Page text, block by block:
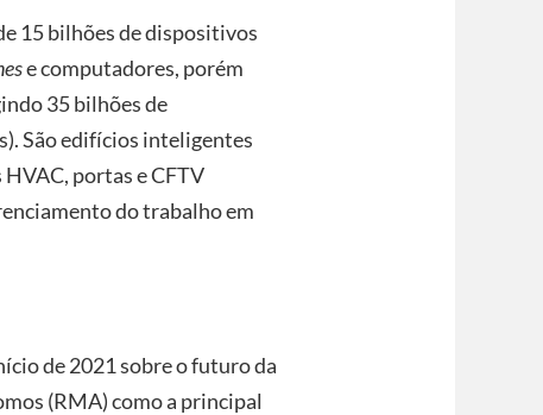
15 bilhões de dispositivos
e computadores, porém
35 bilhões de
São edifícios inteligentes
portas e CFTV
do trabalho em
de 2021 sobre o futuro da
(RMA) como a principal